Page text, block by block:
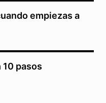
empiezas a
pasos